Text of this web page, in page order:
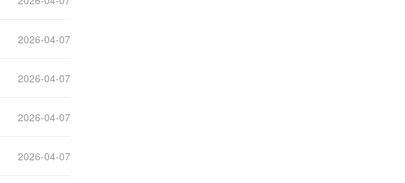
2026-04-07
2026-04-07
2026-04-07
2026-04-07